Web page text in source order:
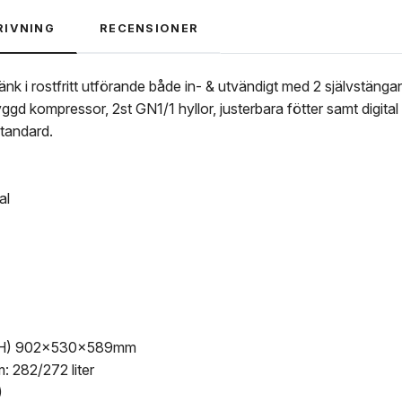
RECENSIONER
i rostfritt utförande både in- & utvändigt med 2
kompressor, 2st GN1/1 hyllor, justerbara fötter samt
902x530x589mm
282/272 liter